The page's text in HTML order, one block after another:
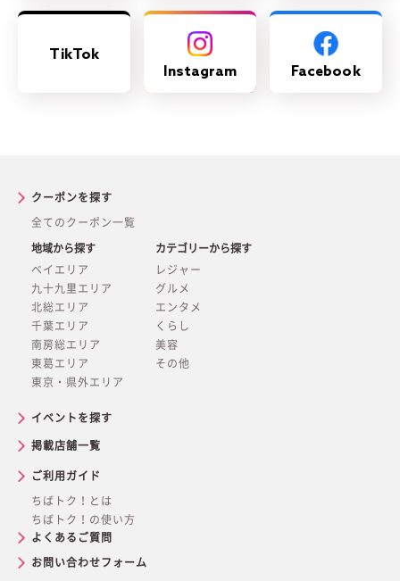
TikTok
Instagram
Facebook
クーポンを探す
全てのクーポン一覧
地域から探す
ベイエリア
九十九里エリア
北総エリア
千葉エリア
南房総エリア
東葛エリア
東京・県外エリア
カテゴリーから探す
レジャー
グルメ
エンタメ
くらし
美容
その他
イベントを探す
掲載店舗一覧
ご利用ガイド
ちばトク！とは
ちばトク！の使い方
よくあるご質問
お問い合わせフォーム